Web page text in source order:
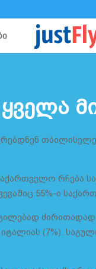
ყველა
რჩება
55%-ი
ძირითადად
იტალიას (7%).